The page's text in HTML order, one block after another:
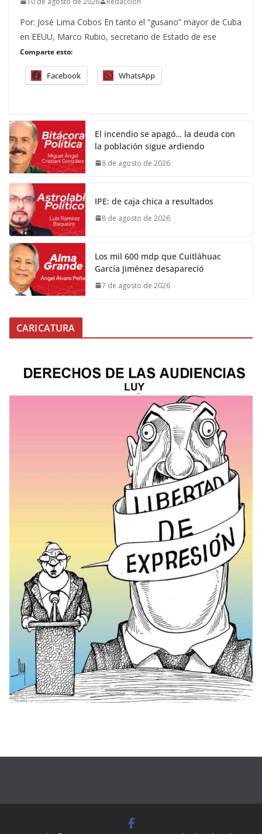
Por: José Lima Cobos En tanto el “gusano” mayor de Cuba
en EEUU, Marco Rubio, secretario de Estado de ese
Comparte esto:
Facebook WhatsApp
El incendio se apagó… la deuda con
la población sigue ardiendo
8 de agosto de 2026
IPE: de caja chica a resultados
8 de agosto de 2026
Los mil 600 mdp que Cuitláhuac
García Jiménez desapareció
7 de agosto de 2026
CARICATURA